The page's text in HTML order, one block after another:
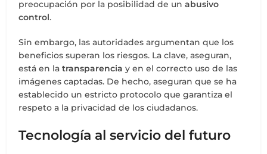
preocupación por la posibilidad de unabusivo
control.
Sin embargo, las autoridades argumentan que los
beneficios superan los riesgos. La clave, aseguran,
está en latransparencia y en el correcto uso de las
imágenes captadas. De hecho, aseguran que se ha
establecido un estricto protocolo que garantiza el
respeto a la privacidad de los ciudadanos.
Tecnología al servicio del futuro